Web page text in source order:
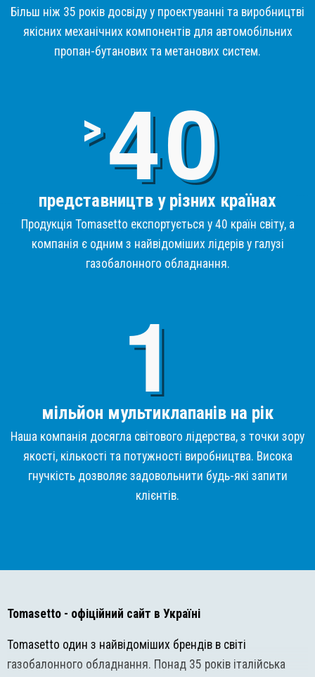
Більш ніж 35 років досвіду у проектуванні та виробництві
якісних механічних компонентів для автомобільних
пропан-бутанових та метанових систем.
>4
представництв у різних країнах
Продукція Tomasetto експортується у 40 країн світу, а
компанія є одним з найвідоміших лідерів у галузі
газобалонного обладнання.
мільйон мультиклапанів на рік
Наша компанія досягла світового лідерства, з точки зору
якості, кількості та потужності виробництва. Висока
гнучкість дозволяє задовольнити будь-які запити
клієнтів.
Tomasetto - офіційний сайт в Україні
Tomasetto один з найвідоміших брендів в світі
газобалонного обладнання. Понад 35 років італійська